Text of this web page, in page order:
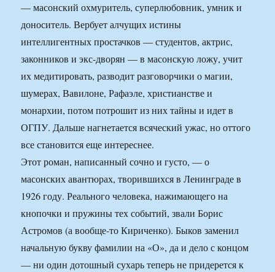
— масонский охмуритель, суперлюбовник, умник и
доноситель. Вербует алчущих истины
интеллигентных простачков — студентов, актрис,
законников и экс-дворян — в масонскую ложу, учит
их медитировать, разводит разговорчики о магии,
шумерах, Вавилоне, Рафаэле, христианстве и
монархии, потом потрошит из них тайны и идет в
ОГПУ. Дальше нагнетается всяческий ужас, но оттого
все становится еще интереснее.
Этот роман, написанный сочно и густо, — о
масонских авантюрах, творившихся в Ленинграде в
1926 году. Реального человека, нажимающего на
кнопочки и пружины тех событий, звали Борис
Астромов (а вообще-то Кириченко). Быков заменил
начальную букву фамилии на «О», да и дело с концом
— ни один дотошный сухарь теперь не придерется к